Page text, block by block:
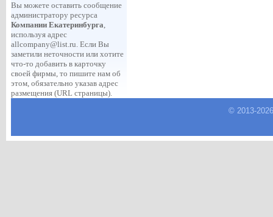
Вы можете оставить сообщение
администратору ресурса
Компании Екатеринбурга,
используя адрес
allcompany@list.ru. Если Вы
заметили неточности или хотите
что-то добавить в карточку
своей фирмы, то пишите нам об
этом, обязательно указав адрес
размещения (URL страницы).
© 2013-